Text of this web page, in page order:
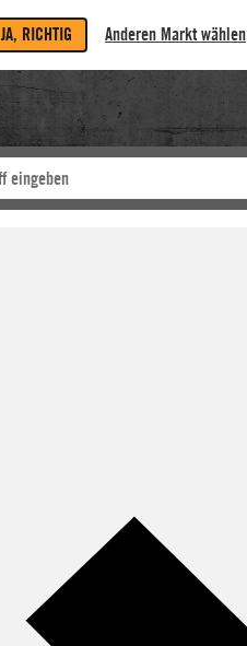
JA, RICHTIG Anderen Markt wählen